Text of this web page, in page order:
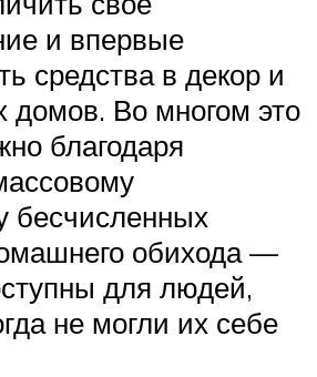
и впервые
средства в декор и
домов. Во многом это
благодаря
бесчисленных
обихода —
для людей,
не могли их себе